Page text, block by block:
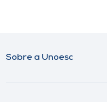
Sobre a Unoesc